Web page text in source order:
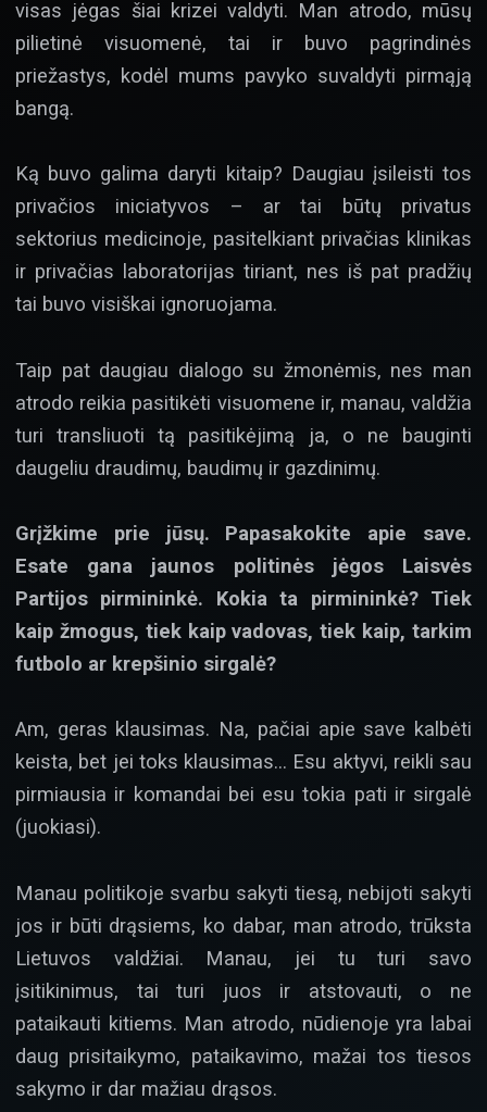
visas jėgas šiai krizei valdyti. Man atrodo, mūsų
pilietinė visuomenė, tai ir buvo pagrindinės
priežastys, kodėl mums pavyko suvaldyti pirmąją
bangą.
Ką buvo galima daryti kitaip? Daugiau įsileisti tos
privačios iniciatyvos – ar tai būtų privatus
sektorius medicinoje, pasitelkiant privačias klinikas
ir privačias laboratorijas tiriant, nes iš pat pradžių
tai buvo visiškai ignoruojama.
Taip pat daugiau dialogo su žmonėmis, nes man
atrodo reikia pasitikėti visuomene ir, manau, valdžia
turi transliuoti tą pasitikėjimą ja, o ne bauginti
daugeliu draudimų, baudimų ir gazdinimų.
Grįžkime prie jūsų. Papasakokite apie save.
Esate gana jaunos politinės jėgos Laisvės
Partijos pirmininkė. Kokia ta pirmininkė? Tiek
kaip žmogus, tiek kaip vadovas, tiek kaip, tarkim
futbolo ar krepšinio sirgalė?
Am, geras klausimas. Na, pačiai apie save kalbėti
keista, bet jei toks klausimas… Esu aktyvi, reikli sau
pirmiausia ir komandai bei esu tokia pati ir sirgalė
(juokiasi).
Manau politikoje svarbu sakyti tiesą, nebijoti sakyti
jos ir būti drąsiems, ko dabar, man atrodo, trūksta
Lietuvos valdžiai. Manau, jei tu turi savo
įsitikinimus, tai turi juos ir atstovauti, o ne
pataikauti kitiems. Man atrodo, nūdienoje yra labai
daug prisitaikymo, pataikavimo, mažai tos tiesos
sakymo ir dar mažiau drąsos.